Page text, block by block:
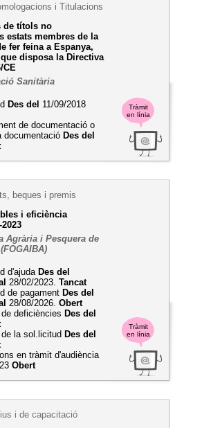
Tràmit
en línia
i Titulacions
de títols no
estats membres de la
fer feina a Espanya,
disposa la Directiva
CE
Sanitària
Des del 11/09/2018
de documentació o
documentació Des del
Tràmit
en línia
beques i premis
i eficiència
Agrària i Pesquera de
d'ajuda Des del
28/02/2023. Tancat
de pagament Des del
28/08/2026. Obert
deficiències Des del
la sol.licitud Des del
en tràmit d'audiència
Obert
i de capacitació